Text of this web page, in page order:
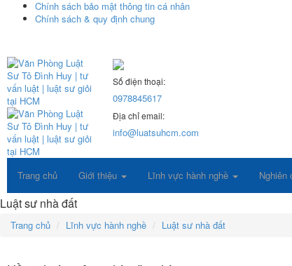
Chính sách bảo mật thông tin cá nhân
Chính sách & quy định chung
Số điện thoại:
0978845617
Địa chỉ email:
info@luatsuhcm.com
Trang chủ Giới thiệu Lĩnh vực hành nghề Nghiên
Luật sư nhà đất
Trang chủ Lĩnh vực hành nghề Luật sư nhà đất